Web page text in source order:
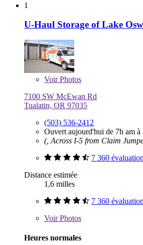
1
U-Haul Storage of Lake
VoirPhotos
7100 SW McEwan Rd
Tualatin, OR 97035
(503) 536-2412
Ouvert aujourd'hui de 7h am à
(, Across I-5 from Claim
7 360
Distance estimée
1,6 milles
7 360
VoirPhotos
Heures normales